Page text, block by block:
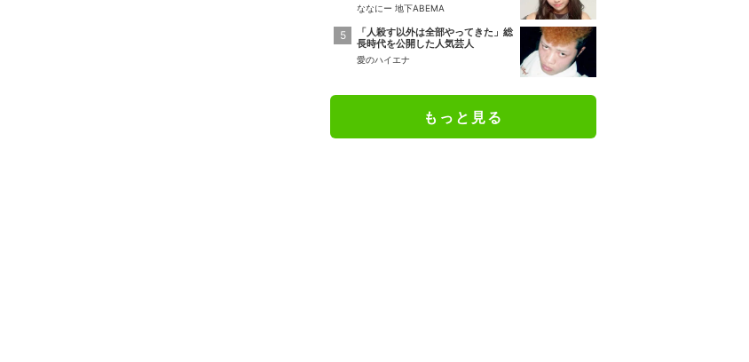
ななにー 地下ABEMA
「人殺す以外は全部やってきた」総
長時代を公開した人気芸人
愛のハイエナ
もっと見る